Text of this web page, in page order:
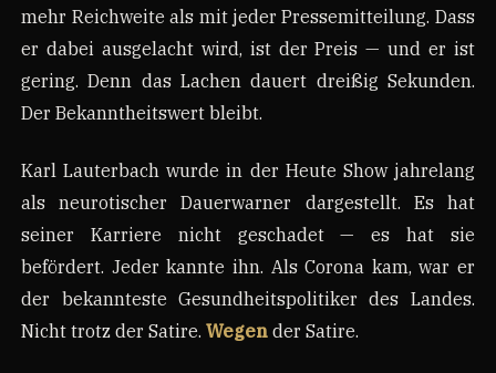
mehr Reichweite als mit jeder Pressemitteilung. Dass
er dabei ausgelacht wird, ist der Preis — und er ist
gering. Denn das Lachen dauert dreißig Sekunden.
Der Bekanntheitswert bleibt.
Karl Lauterbach wurde in der Heute Show jahrelang
als neurotischer Dauerwarner dargestellt. Es hat
seiner Karriere nicht geschadet — es hat sie
befördert. Jeder kannte ihn. Als Corona kam, war er
der bekannteste Gesundheitspolitiker des Landes.
Nicht trotz der Satire.Wegen der Satire.